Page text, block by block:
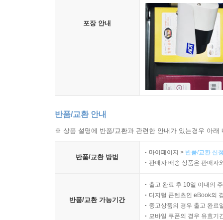
포장 안내
반품/교환 안내
※ 상품 설명에 반품/교환과 관련한 안내가 있는경우 아
반품/교환 방법
마이페이지 > 반품/교환 신
판매자 배송 상품은 판매자
반품/교환 가능기간
출고 완료 후 10일 이내의
디지털 콘텐츠인 eBook의
중고상품의 경우 출고 완료
모바일 쿠폰의 경우 유효기